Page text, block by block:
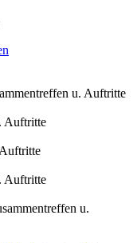
u. Auftritte
Auftritte
Auftritte
u.